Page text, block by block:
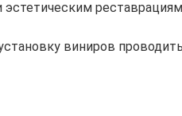
эстетическим
виниров